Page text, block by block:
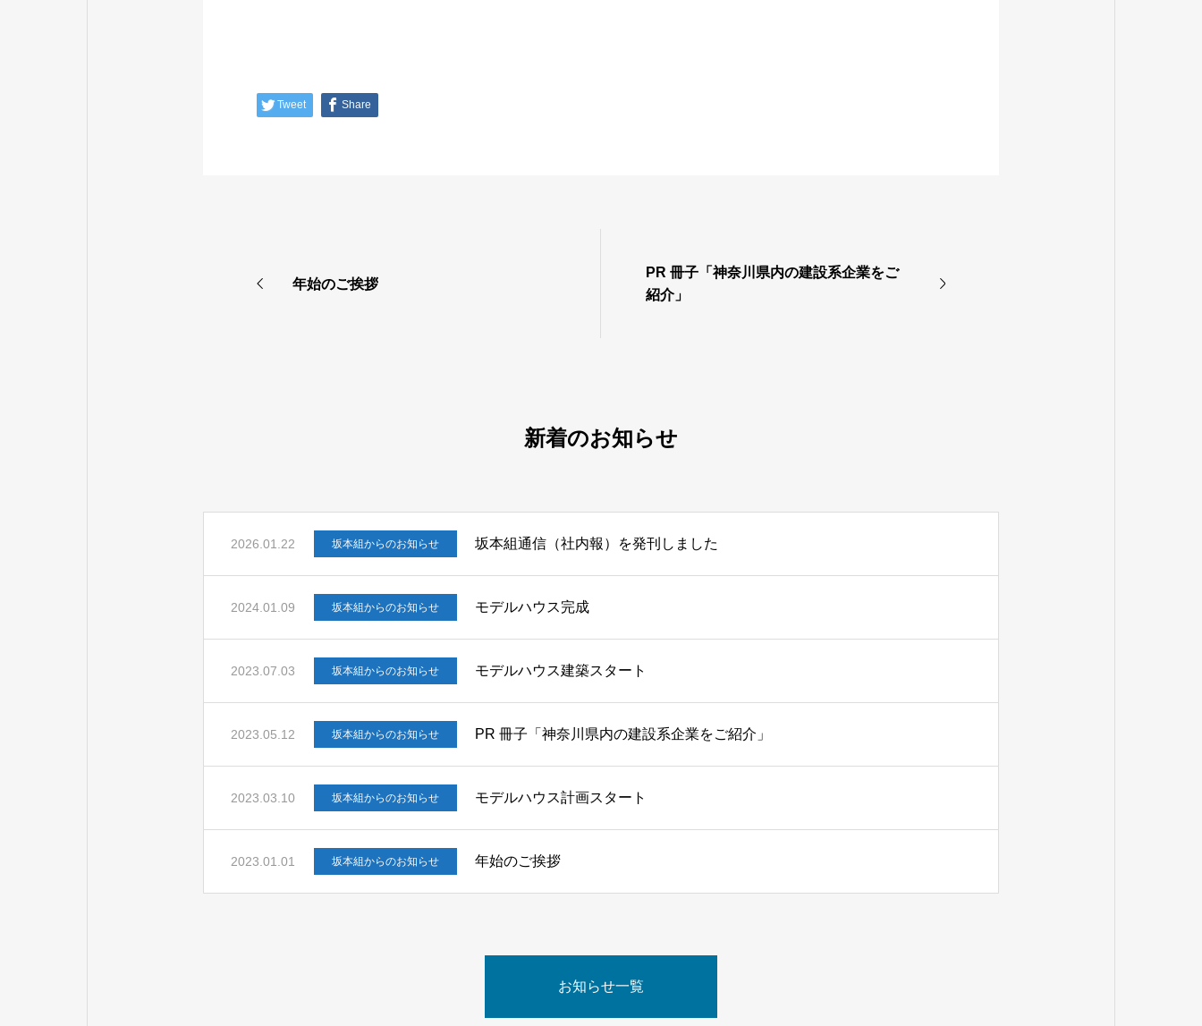
Tweet Share
年始のご挨拶
PR 冊子「神奈川県内の建設系企業をご
紹介」
新着のお知らせ
2026.01.22 坂本組からのお知らせ 坂本組通信（社内報）を発刊しました
2024.01.09 坂本組からのお知らせ モデルハウス完成
2023.07.03 坂本組からのお知らせ モデルハウス建築スタート
2023.05.12 坂本組からのお知らせ PR 冊子「神奈川県内の建設系企業をご紹介」
2023.03.10 坂本組からのお知らせ モデルハウス計画スタート
2023.01.01 坂本組からのお知らせ 年始のご挨拶
お知らせ一覧